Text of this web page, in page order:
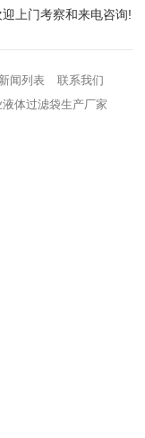
上门考察和来电咨询!
新闻列表
联系我们
液体过滤袋生产厂家